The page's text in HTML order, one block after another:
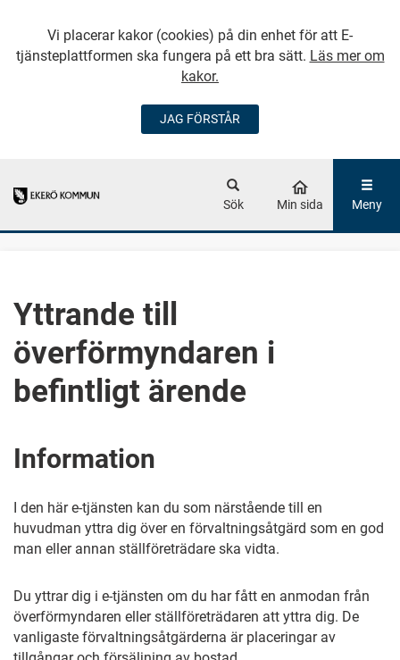
Vi placerar kakor (cookies) på din enhet för att E-
tjänsteplattformen ska fungera på ett bra sätt. Läs mer om
kakor.
JAG FÖRSTÅR
GÅ DIREKT TILL
Sök Min sida Meny
Yttrande till
överförmyndaren i
befintligt ärende
Information
I den här e-tjänsten kan du som närstående till en
huvudman yttra dig över en förvaltningsåtgärd som en god
man eller annan ställföreträdare ska vidta.
Du yttrar dig i e-tjänsten om du har fått en anmodan från
överförmyndaren eller ställföreträdaren att yttra dig. De
vanligaste förvaltningsåtgärderna är placeringar av